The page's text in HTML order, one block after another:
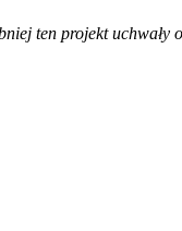
ten projekt uchwały